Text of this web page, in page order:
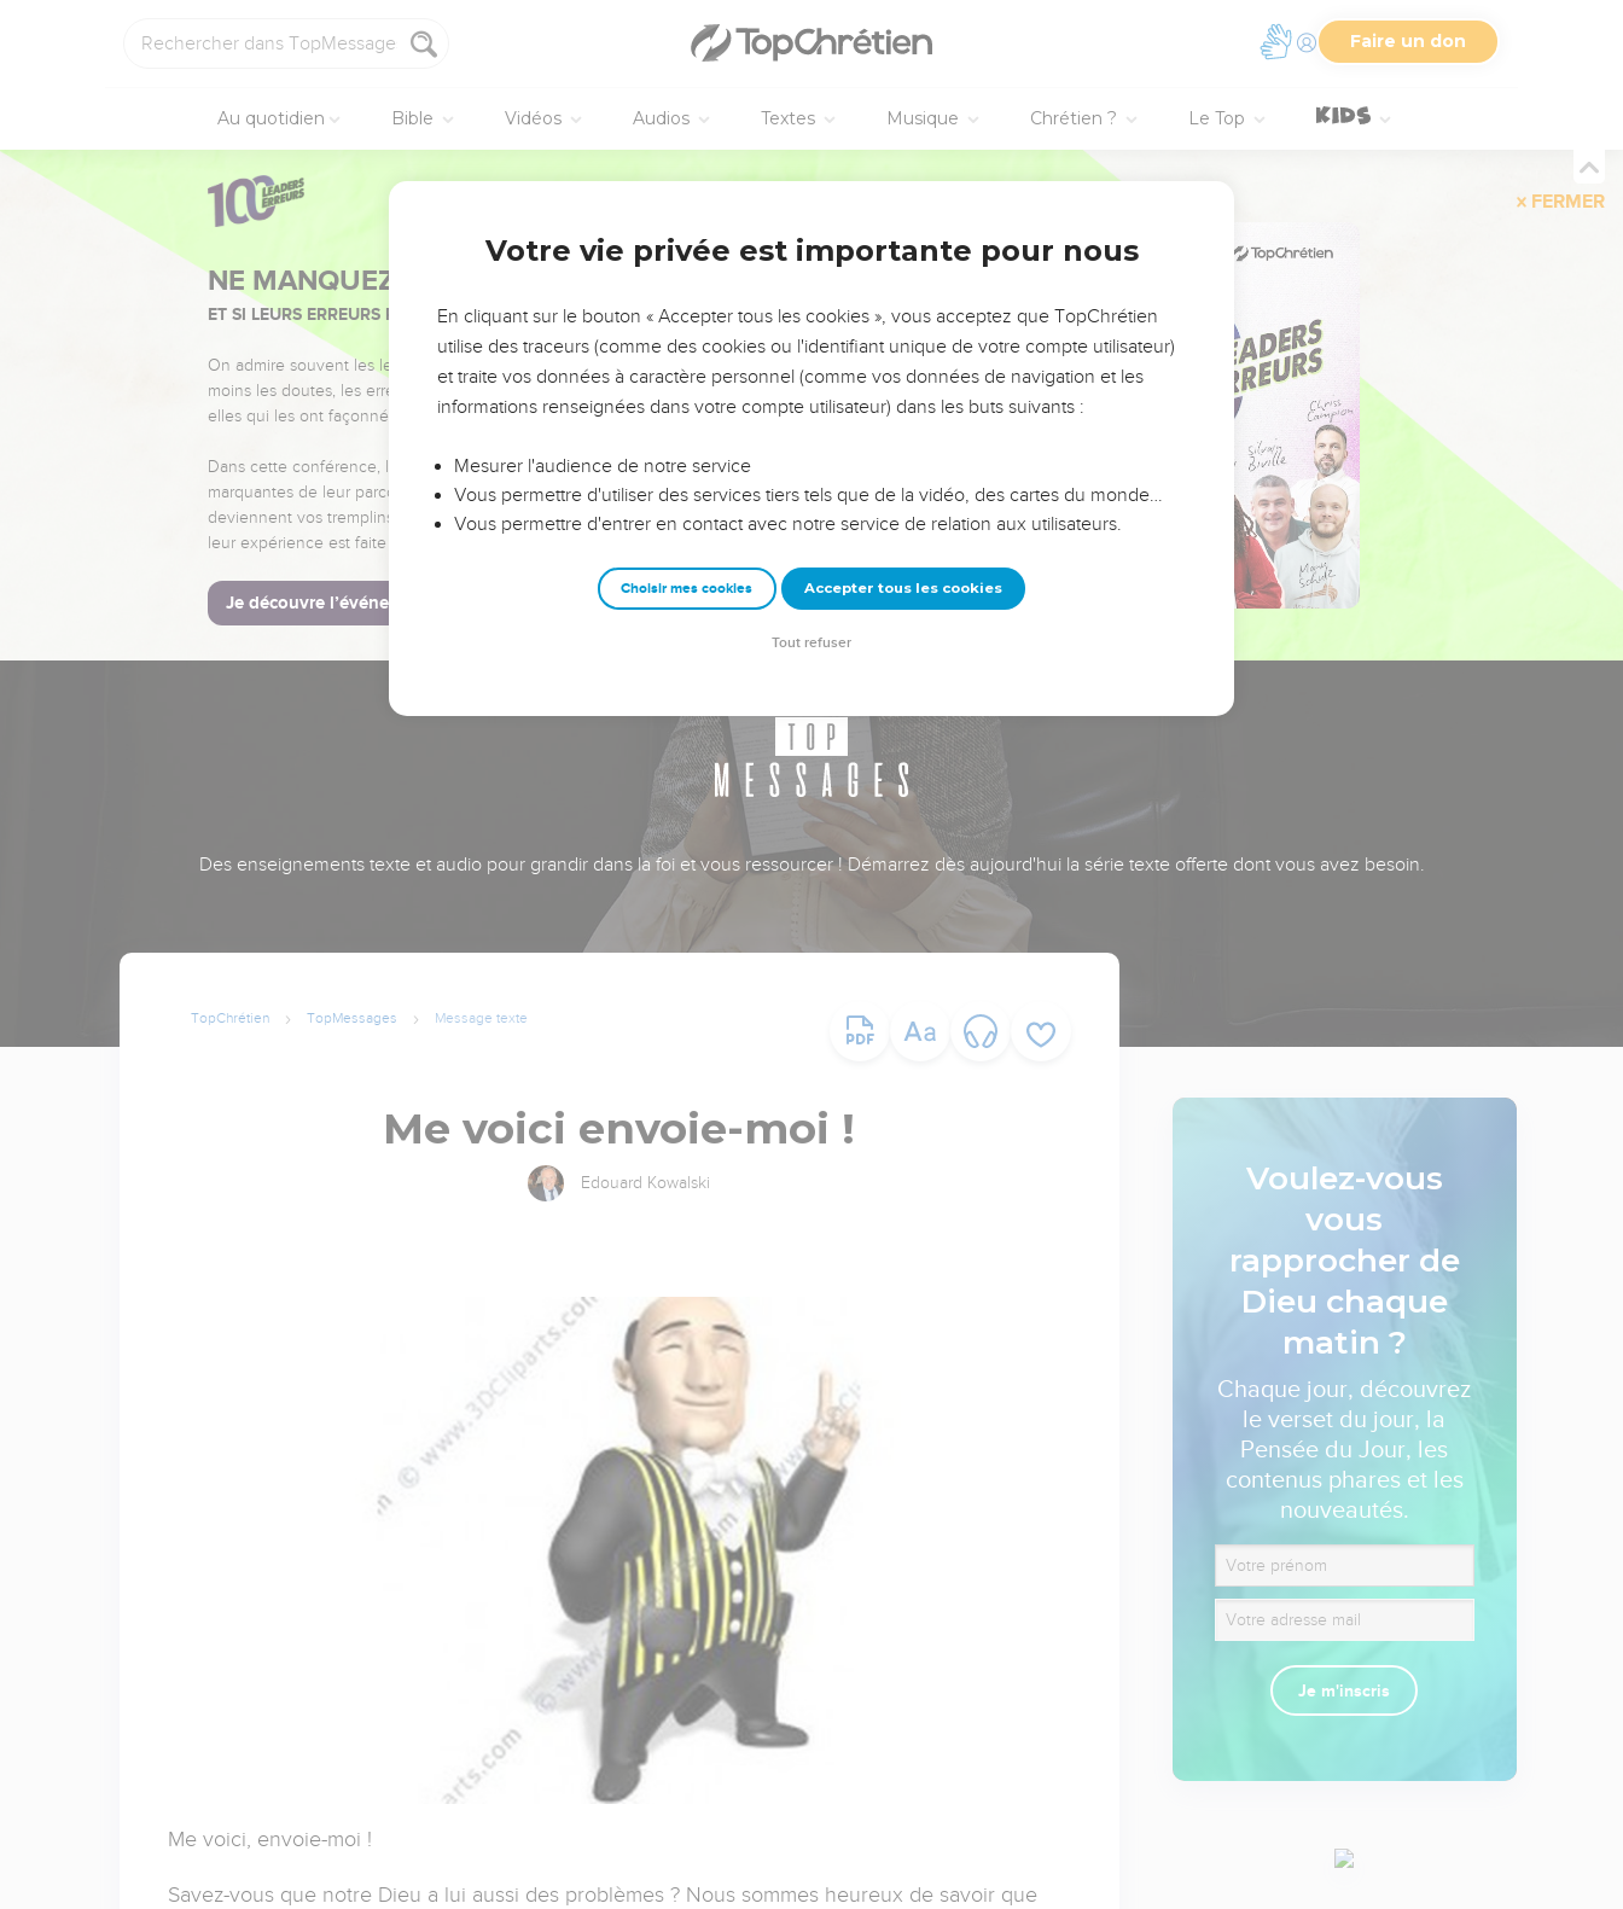
Faire un don
Au quotidien Bible Vidéos Audios Textes Musique Chrétien ? Le Top
FERMER
NE MANQUEZ PAS L’ÉVÉNEMENT DE L’ANNÉE !
ET SI LEURS ERREURS POUVAIENT VOUS ÉVITER LES VOTRES ?
On admire souvent les leaders pour leurs réussites, leur impact, leur foi ou leur vision. Mais on voit
moins les doutes, les erreurs et les saisons difficiles qu'ils ont traversés, alors même que ce sont
elles qui les ont façonnés.
Dans cette conférence, leaders, entrepreneurs, et responsables reviennent sur les erreurs
marquantes de leur parcours et les clés pour avancer avec plus de sagesse afin que leurs erreurs
deviennent vos tremplins. Que vous guidiez un ministère, une équipe, un groupe ou une famille,
leur expérience est faite pour vous.
Je découvre l’événement
Des enseignements texte et audio pour grandir dans la foi et vous ressourcer ! Démarrez dès aujourd'hui la série texte offerte dont vous avez besoin.
TopChrétien TopMessages Message texte
Me voici envoie-moi !
Edouard Kowalski
Me voici, envoie-moi !
Savez-vous que notre Dieu a lui aussi des problèmes ? Nous sommes heureux de savoir que
Voulez-vous
vous
rapprocher de
Dieu chaque
matin ?
Chaque jour, découvrez
le verset du jour, la
Pensée du Jour, les
contenus phares et les
nouveautés.
Je m'inscris
Votre vie privée est importante pour nous
En cliquant sur le bouton « Accepter tous les cookies », vous acceptez que TopChrétien
utilise des traceurs (comme des cookies ou l'identifiant unique de votre compte utilisateur)
et traite vos données à caractère personnel (comme vos données de navigation et les
informations renseignées dans votre compte utilisateur) dans les buts suivants :
Mesurer l'audience de notre service
Vous permettre d'utiliser des services tiers tels que de la vidéo, des cartes du monde…
Vous permettre d'entrer en contact avec notre service de relation aux utilisateurs.
Choisir mes cookies Accepter tous les cookies
Tout refuser